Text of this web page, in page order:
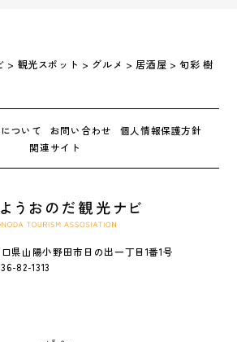
> 観光スポット > グルメ > 居酒屋 >旬彩 樹
ついて お問い合わせ
個人情報保護方針
関連サイト
県山陽小野田市日の出一丁目1番1号
82-1313